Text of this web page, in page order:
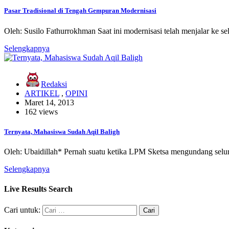
Pasar Tradisional di Tengah Gempuran Modernisasi
Oleh: Susilo Fathurrokhman Saat ini modernisasi telah menjalar ke
Selengkapnya
Redaksi
ARTIKEL , OPINI
Maret 14, 2013
162 views
Ternyata, Mahasiswa Sudah Aqil Baligh
Oleh: Ubaidillah* Pernah suatu ketika LPM Sketsa mengundang
Selengkapnya
Live Results Search
Cari untuk: